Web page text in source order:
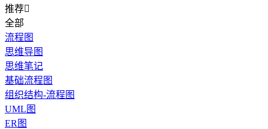
推荐
全部
流程图
思维导图
思维笔记
基础流程图
组织结构-流程图
UML图
ER图